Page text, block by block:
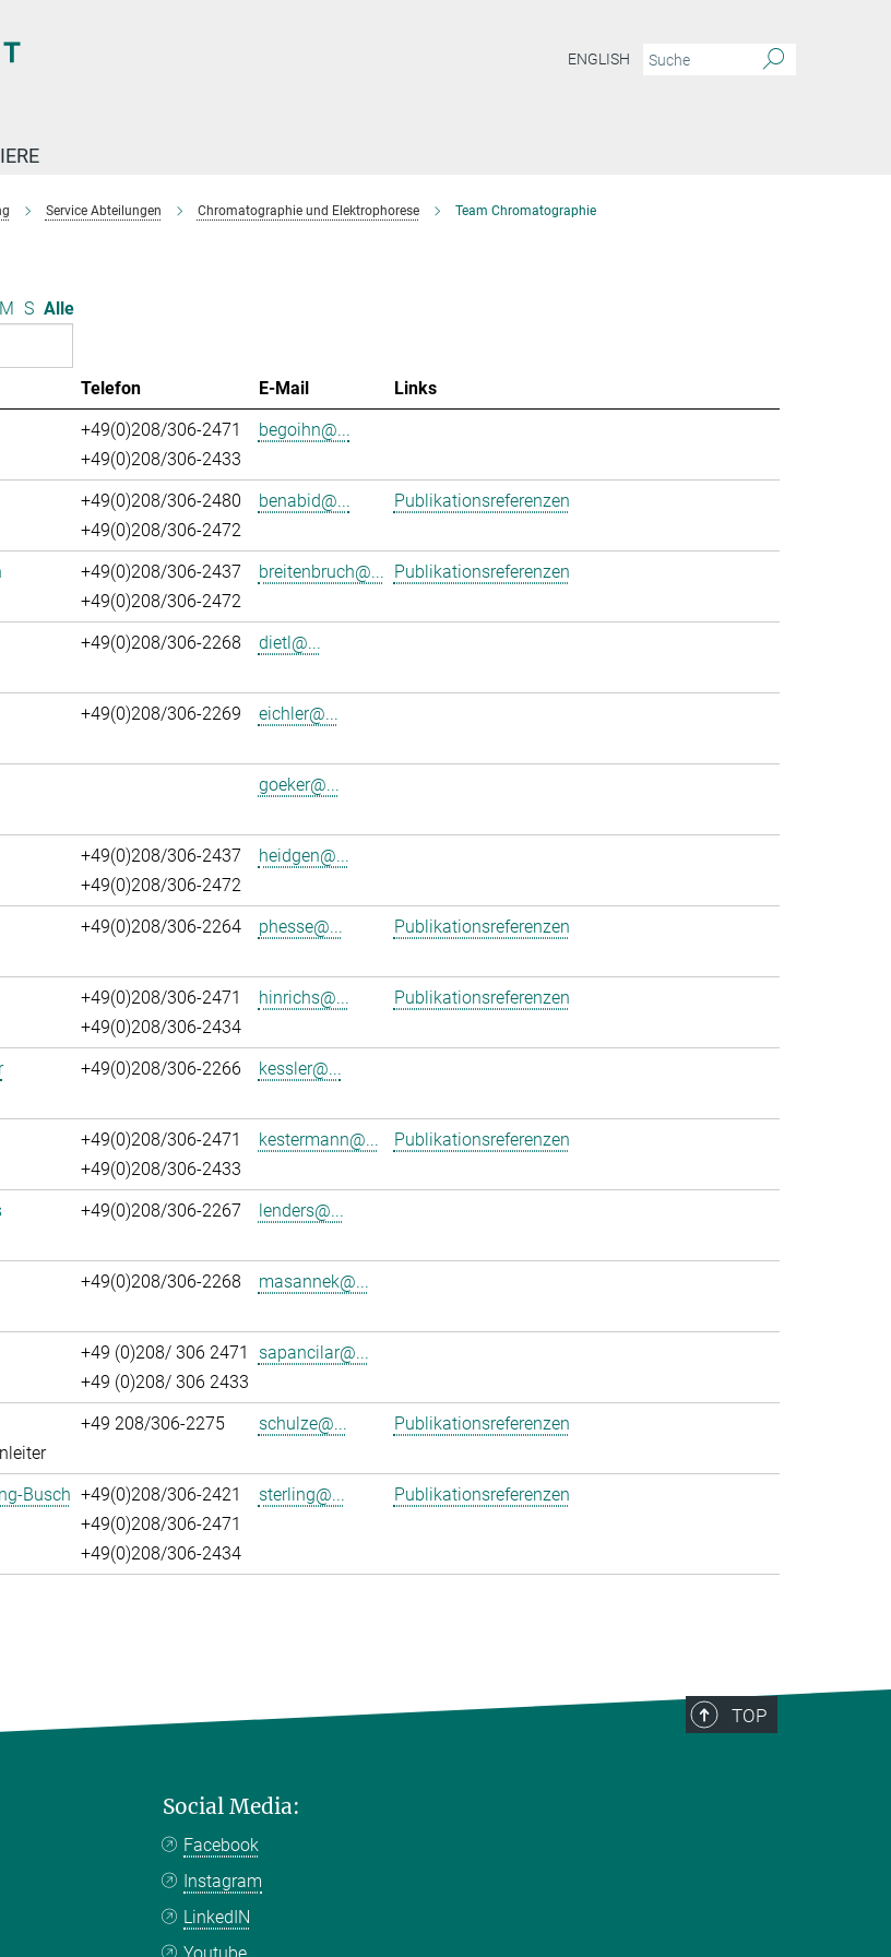
ENGLISH
Service Abteilungen Chromatographie und Elektrophorese Team Chromatographie
M S Alle
Telefon E-Mail
Links
+49(0)208/306-2471
+49(0)208/306-2433
begoihn@...
+49(0)208/306-2480
+49(0)208/306-2472
benabid@... Publikationsreferenzen
+49(0)208/306-2437
+49(0)208/306-2472
breitenbruch@... Publikationsreferenzen
+49(0)208/306-2268 dietl@...
+49(0)208/306-2269 eichler@...
goeker@...
+49(0)208/306-2437
+49(0)208/306-2472
heidgen@...
+49(0)208/306-2264 phesse@... Publikationsreferenzen
+49(0)208/306-2471
+49(0)208/306-2434
hinrichs@... Publikationsreferenzen
+49(0)208/306-2266 kessler@...
+49(0)208/306-2471
+49(0)208/306-2433
kestermann@... Publikationsreferenzen
+49(0)208/306-2267 lenders@...
+49(0)208/306-2268 masannek@...
+49 (0)208/ 306 2471
+49 (0)208/ 306 2433
sapancilar@...
+49 208/306-2275 schulze@... Publikationsreferenzen
Busch +49(0)208/306-2421
+49(0)208/306-2471
+49(0)208/306-2434
sterling@... Publikationsreferenzen
TOP
Social Media:
Facebook
Instagram
LinkedIN